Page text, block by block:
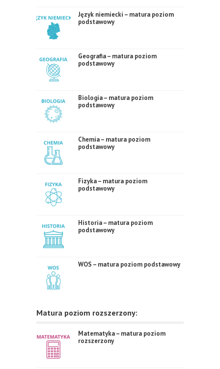
Język niemiecki – matura poziom
podstawowy
Geografia – matura poziom
podstawowy
Biologia – matura poziom
podstawowy
Chemia – matura poziom
podstawowy
Fizyka – matura poziom
podstawowy
Historia – matura poziom
podstawowy
WOS – matura poziom podstawowy
Matura poziom rozszerzony:
Matematyka – matura poziom
rozszerzony